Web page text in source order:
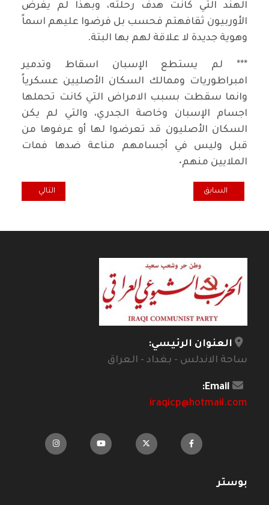
الهند التي كانت هدف رحلته، وبهذا لم يفرض
الأوربيون ثقافهتم فحسب بل فرضوا عليهم اسماً
وهوية جديدة لا علاقة لهم بها البتة.
*** لم يستطع الإسبان اسقاط وتدمير
امبراطوريات وممالك السكان الأصليين عسكرياً
وانما سقطت بسبب الامراض التي كانت تحملها
اجسام الإسبان وخاصة الجدري، والتي لم يكن
السكان الأصليون قد تعرضوا لها أو عرفوها من
قبل وليس في أجسامهم مناعة ضدها فمات
الملايين منهم٠
المقال السابق: تحليــــل كــــلارا زيتكـــن للفاشيـــــــــــة (نص الخطاب)*/
السابق المقال التالي:
التالي
العنوان الرئيسي:
ساحة الاندلس - بغداد - العراق
Email:
iraqicp@hotmail.com
بوستر